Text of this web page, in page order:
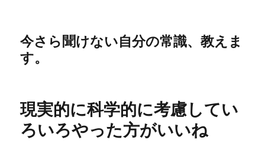
今さら聞けない自分の常識、教えま
す。
現実的に科学的に考慮してい
ろいろやった方がいいね